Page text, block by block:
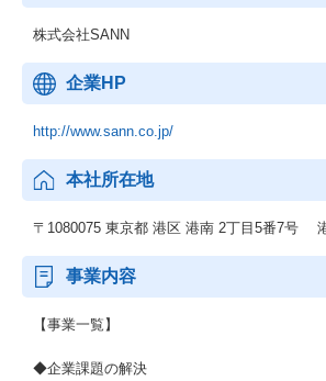
株式会社SANN
企業HP
http://www.sann.co.jp/
本社所在地
〒1080075 東京都 港区 港南 2丁目5番7号
事業内容
【事業一覧】
◆企業課題の解決